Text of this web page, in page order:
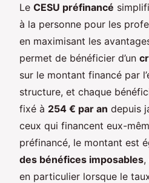
Le CESU préfinancé
à la personne pour les
en maximisant les
permet de bénéficier d’un
sur le montant financé par
structure, et chaque
fixé à 254 € par an depuis
ceux qui financent eux-
préfinancé, le montant est
des bénéfices imposables,
en particulier lorsque le